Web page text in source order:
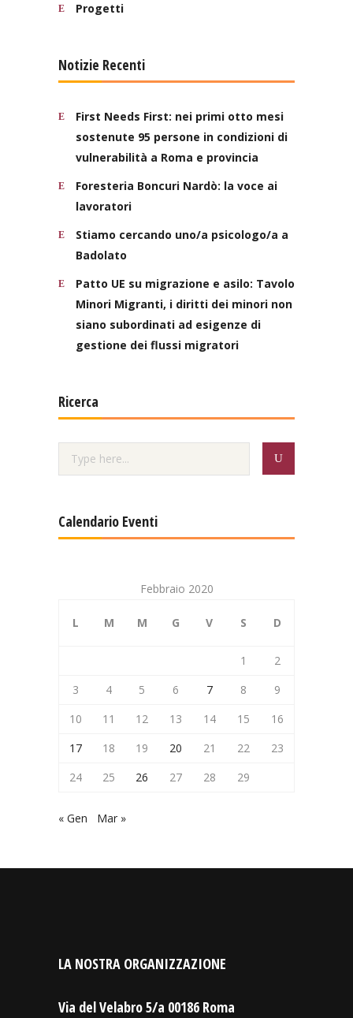
Progetti
Notizie Recenti
First Needs First: nei primi otto mesi
sostenute 95 persone in condizioni di
vulnerabilità a Roma e provincia
Foresteria Boncuri Nardò: la voce ai
lavoratori
Stiamo cercando uno/a psicologo/a a
Badolato
Patto UE su migrazione e asilo: Tavolo
Minori Migranti, i diritti dei minori non
siano subordinati ad esigenze di
gestione dei flussi migratori
Ricerca
Calendario Eventi
Febbraio 2020
L M M G V S D
1
2
3
4 5 6 7 8
9
10
11 12 13 14 15
16
17
18 19 20 21 22
23
24
25 26 27 28 29
« Gen Mar »
LA NOSTRA ORGANIZZAZIONE
Via del Velabro 5/a 00186 Roma